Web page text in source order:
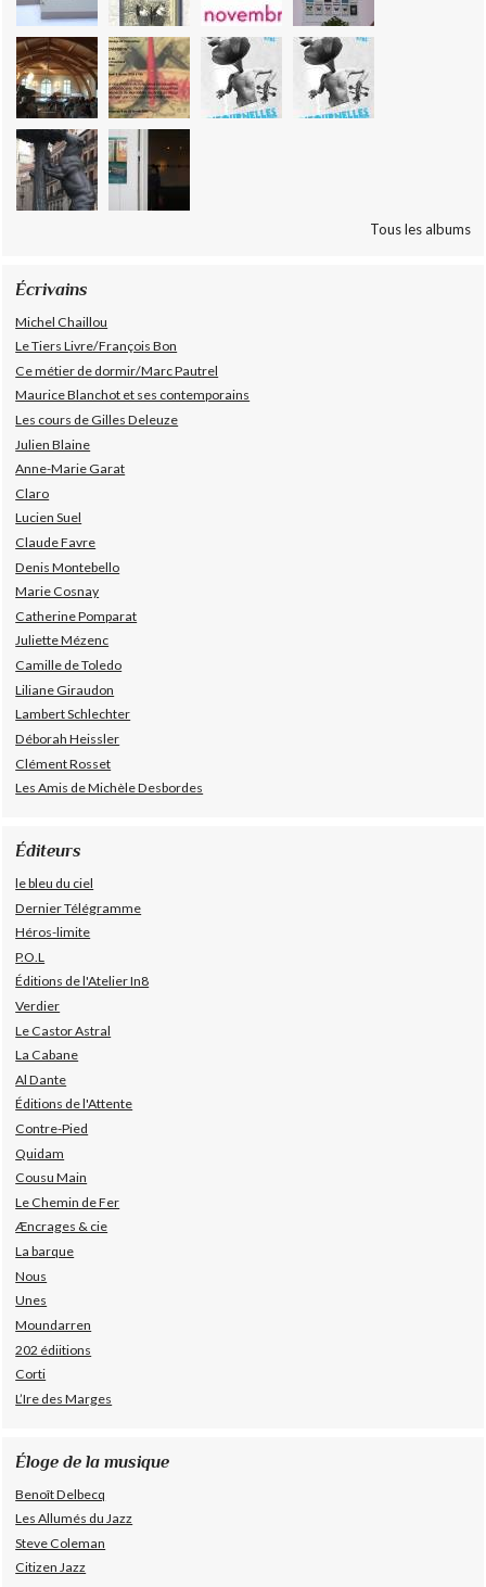
Tous les albums
Écrivains
Michel Chaillou
Le Tiers Livre/François Bon
Ce métier de dormir/Marc Pautrel
Maurice Blanchot et ses contemporains
Les cours de Gilles Deleuze
Julien Blaine
Anne-Marie Garat
Claro
Lucien Suel
Claude Favre
Denis Montebello
Marie Cosnay
Catherine Pomparat
Juliette Mézenc
Camille de Toledo
Liliane Giraudon
Lambert Schlechter
Déborah Heissler
Clément Rosset
Les Amis de Michèle Desbordes
Éditeurs
le bleu du ciel
Dernier Télégramme
Héros-limite
P.O.L
Éditions de l'Atelier In8
Verdier
Le Castor Astral
La Cabane
Al Dante
Éditions de l'Attente
Contre-Pied
Quidam
Cousu Main
Le Chemin de Fer
Æncrages & cie
La barque
Nous
Unes
Moundarren
202 édiitions
Corti
L’Ire des Marges
Éloge de la musique
Benoît Delbecq
Les Allumés du Jazz
Steve Coleman
Citizen Jazz